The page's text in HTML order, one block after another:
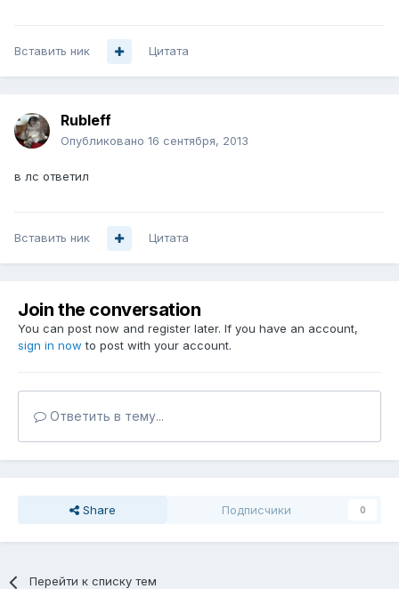
Вставить ник Цитата
Rubleff
Опубликовано 16 сентября, 2013
в лс ответил
Вставить ник Цитата
Join the conversation
You can post now and register later. If you have an account,
sign in now to post with your account.
Ответить в тему...
Share Подписчики 0
Перейти к списку тем